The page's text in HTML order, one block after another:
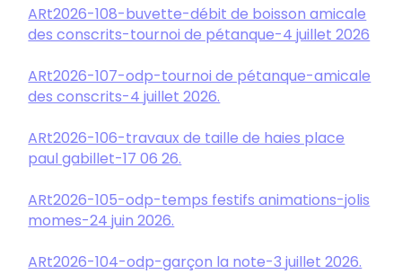
ARt2026-108-buvette-débit de boisson amicale
des conscrits-tournoi de pétanque-4 juillet 2026
ARt2026-107-odp-tournoi de pétanque-amicale
des conscrits-4 juillet 2026.
ARt2026-106-travaux de taille de haies place
paul gabillet-17 06 26.
ARt2026-105-odp-temps festifs animations-jolis
momes-24 juin 2026.
ARt2026-104-odp-garçon la note-3 juillet 2026.